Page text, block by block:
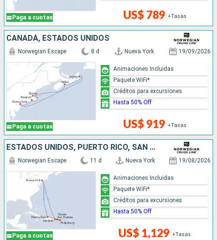
Paga a cuotas US$ 789 +Tasas
CANADÁ, ESTADOS UNIDOS
Paga a cuotas
Norwegian Escape 8 d Nueva York 19/09/2026
US$ 919 +Tasas
Animaciones Incluidas
Paquete WiFi*
Créditos para excursiones
Hasta 50% Off
ESTADOS UNIDOS, PUERTO RICO, SAN MARTÍN, REPÚBLICA DOMINICANA
Paga a cuotas
Norwegian Escape 11 d Nueva York 19/08/2026
US$ 1,129 +Tasas
Animaciones Incluidas
Paquete WiFi*
Créditos para excursiones
Hasta 50% Off